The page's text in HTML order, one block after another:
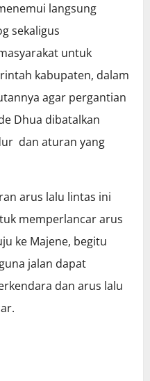
langsung
sekaligus
untuk
kabupaten, dalam
agar pergantian
Dhua dibatalkan
dan aturan yang
arus lalu lintas ini
memperlancar arus
ke Majene, begitu
jalan dapat
dan arus lalu